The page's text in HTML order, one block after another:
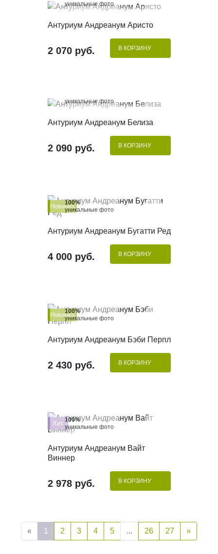
уникальные фото
Антуриум Андреанум Аристо
2 070 руб. В КОРЗИНУ
уникальные фото
Антуриум Андреанум Белиза
2 090 руб. В КОРЗИНУ
Новинка
100%
уникальные фото
КУПИТЬ В 1 КЛИК
Антуриум Андреанум Бугатти Ред
4 000 руб. В КОРЗИНУ
Новинка
100%
уникальные фото
КУПИТЬ В 1 КЛИК
Антуриум Андреанум Бэби Перпл
2 430 руб. В КОРЗИНУ
Хит 100%
уникальные фото
КУПИТЬ В 1 КЛИК
Антуриум Андреанум Вайт
Виннер
2 978 руб. В КОРЗИНУ
« 1 2 3 4 5 ... 26 27 »